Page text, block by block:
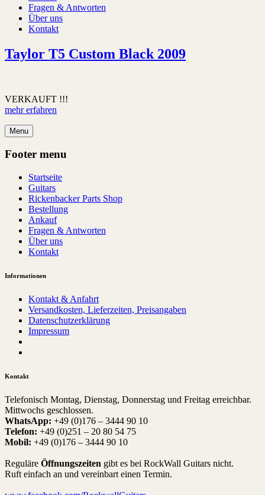
Fragen & Antworten
Über uns
Kontakt
Taylor T5 Custom Black 2009
VERKAUFT !!!
mehr erfahren
Menu
Footer menu
Startseite
Guitars
Rickenbacker Parts Shop
Bestellung
Ankauf
Fragen & Antworten
Über uns
Kontakt
Informationen
Kontakt & Anfahrt
Versandkosten, Lieferzeiten, Preisangaben
Datenschutzerklärung
Impressum
Kontakt
Telefonisch Montag, Dienstag, Donnerstag und Freitag erreichbar.
Mittwochs geschlossen.
WhatsApp: +49 (0)176 – 3444 90 10
Telefon: +49 (0)251 – 20 80 54 75
Mobil: +49 (0)176 – 3444 90 10
Reguläre Öffnungszeiten gibt es bei RockWall Guitars nicht.
Ruft einfach an und vereinbart einen Termin.